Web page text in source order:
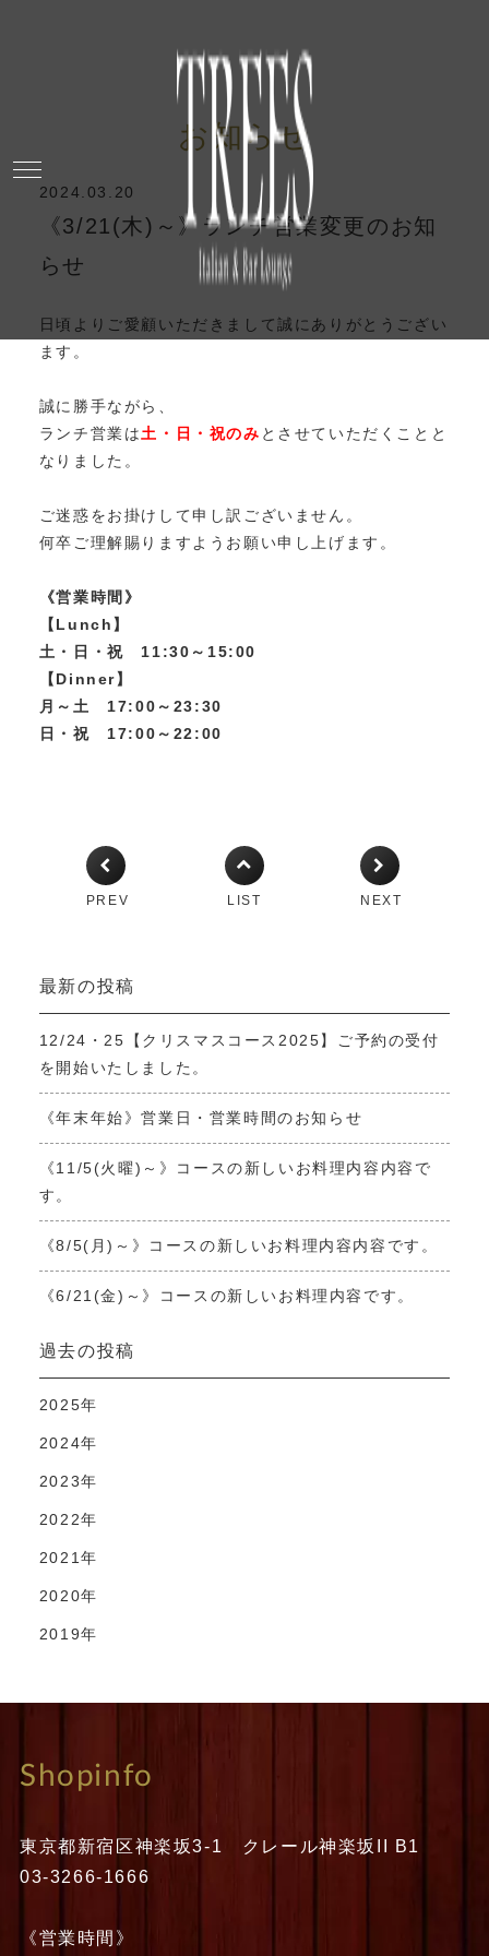
お知らせ
2024.03.20
《3/21(木)～》ランチ営業変更のお知
らせ
日頃よりご愛顧いただきまして誠にありがとうござい
ます。
誠に勝手ながら、
ランチ営業は土・日・祝のみ とさせていただくことと
なりました。
ご迷惑をお掛けして申し訳ございません。
何卒ご理解賜りますようお願い申し上げます。
《営業時間》
【Lunch】
土・日・祝 11:30～15:00
【Dinner】
月～土 17:00～23:30
日・祝 17:00～22:00
PREV LIST NEXT
最新の投稿
12/24・25【クリスマスコース2025】ご予約の受付
を開始いたしました。
《年末年始》営業日・営業時間のお知らせ
《11/5(火曜)～》コースの新しいお料理内容内容で
す。
《8/5(月)～》コースの新しいお料理内容内容です。
《6/21(金)～》コースの新しいお料理内容です。
過去の投稿
2025年
2024年
2023年
2022年
2021年
2020年
2019年
Shopinfo
東京都新宿区神楽坂3-1 クレール神楽坂II B1
03-3266-1666
《営業時間》